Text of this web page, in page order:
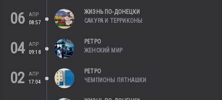
06
АПР
08:57
ЖИЗНЬ ПО-ДОНЕЦКИ
САКУРА И ТЕРРИКОНЫ
04 АПР
09:18
РЕТРО
ЖЕНСКИЙ МИР
02
АПР
17:04
РЕТРО
ЧЕМПИОНЫ ПЯТНАШКИ